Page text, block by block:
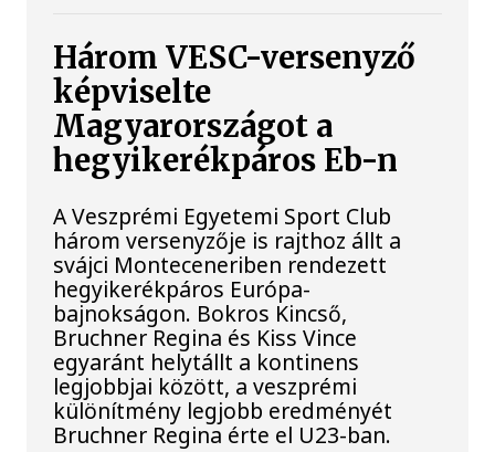
Három VESC-versenyző
képviselte
Magyarországot a
hegyikerékpáros Eb-n
A Veszprémi Egyetemi Sport Club
három versenyzője is rajthoz állt a
svájci Monteceneriben rendezett
hegyikerékpáros Európa-
bajnokságon. Bokros Kincső,
Bruchner Regina és Kiss Vince
egyaránt helytállt a kontinens
legjobbjai között, a veszprémi
különítmény legjobb eredményét
Bruchner Regina érte el U23-ban.